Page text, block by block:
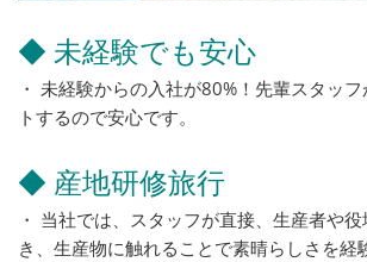
◆ 未経験でも安心
・ 未経験からの入社が80%！先輩スタッ
トするので安心です。
◆ 産地研修旅行
・ 当社では、スタッフが直接、生産者や
き、生産物に触れることで素晴らしさを経